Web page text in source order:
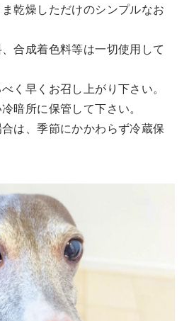
乾燥しただけのシンプルなお
合成着色料等は一切使用して
く早くお召し上がり下さい。
暗所に保管して下さい。
は、季節にかかわらず冷蔵保